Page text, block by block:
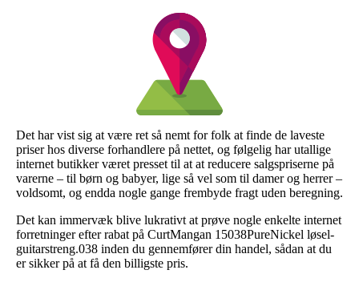
Det har vist sig at være ret så nemt for folk at finde de laveste
priser hos diverse forhandlere på nettet, og følgelig har utallige
internet butikker været presset til at at reducere salgspriserne på
varerne – til børn og babyer, lige så vel som til damer og herrer –
voldsomt, og endda nogle gange frembyde fragt uden beregning.
Det kan immervæk blive lukrativt at prøve nogle enkelte internet
forretninger efter rabat på CurtMangan 15038PureNickel løsel-
guitarstreng.038 inden du gennemfører din handel, sådan at du
er sikker på at få den billigste pris.